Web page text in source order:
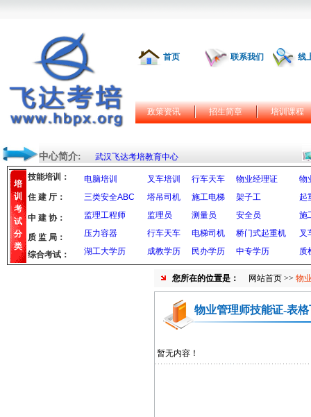
首页 联系我们 线
政策资讯 招生简章 培训课程
中心简介: 武汉飞达考培教育中心
培
训
考
试
分
类
技能培训： 电脑培训 叉车培训 行车天车 物业经理证
物
三类安全ABC
塔吊司机 施工电梯 架子工
起
监理工程师
监理员 测量员 安全员
施
压力容器
行车天车 电梯司机 桥门式起重机
叉
湖工大学历
成教学历 民办学历 中专学历 质
住 建 厅：
中 建 协：
质 监 局：
综合考试：
您所在的位置是： 网站首页 >> 物
物业管理师技能证-表
暂无内容！